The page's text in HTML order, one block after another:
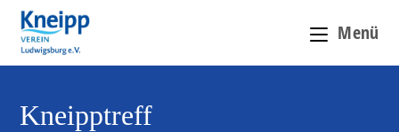
Menü
Kneipptreff